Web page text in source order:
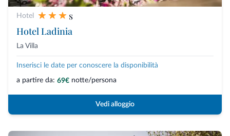
Hotel
s
Hotel Ladinia
La Villa
Inserisci le date per conoscere la disponibilità
a partire da: 69€ notte/persona
Vedi alloggio